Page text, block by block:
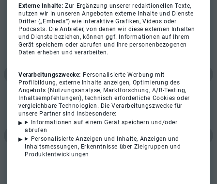
Externe Inhalte:Zur Ergänzung unserer redaktionellen Texte,
nutzen wir in unseren Angeboten externe Inhalte und Dienste
Dritter („Embeds“) wie interaktive Grafiken, Videos oder
Podcasts. Die Anbieter, von denen wir diese externen Inhalten
und Dienste beziehen, können ggf. Informationen auf Ihrem
Gerät speichern oder abrufen und Ihre personenbezogenen
Daten erheben und verarbeiten.
Verarbeitungszwecke: Personalisierte Werbung mit
Profilbildung, externe Inhalte anzeigen, Optimierung des
Angebots (Nutzungsanalyse, Marktforschung, A/B-Testing,
Inhaltsempfehlungen), technisch erforderliche Cookies oder
vergleichbare Technologien. Die Verarbeitungszwecke für
unsere Partner sind insbesondere:
Informationen auf einem Gerät speichern und/oder
abrufen
Personalisierte Anzeigen und Inhalte, Anzeigen und
Inhaltsmessungen, Erkenntnisse über Zielgruppen und
Produktentwicklungen